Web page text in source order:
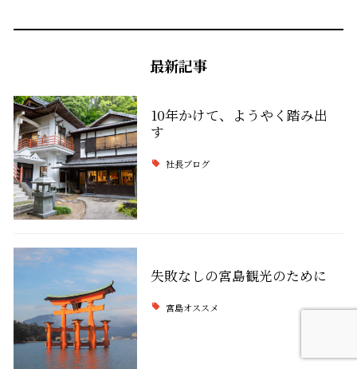
最新記事
10年かけて、ようやく踏み出
す
社長ブログ
失敗なしの宮島観光のために
宮島オススメ